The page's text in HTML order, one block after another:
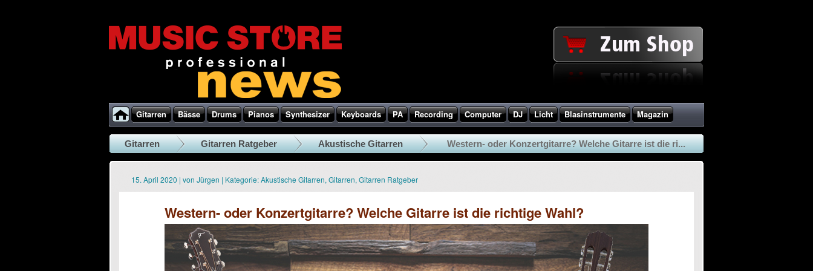
Gitarren Bässe Drums Pianos Synthesizer Keyboards PA Recording Computer DJ Licht Blasinstrumente Magazin
Gitarren Gitarren Ratgeber Akustische Gitarren Western- oder Konzertgitarre? Welche Gitarre ist die ri...
15. April 2020 | von Jürgen | Kategorie:Akustische Gitarren, Gitarren, Gitarren Ratgeber
Western- oder Konzertgitarre? Welche Gitarre ist die richtige Wahl?